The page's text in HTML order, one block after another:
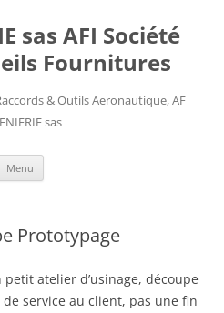
sas AFI Société
Fournitures
& Outils Aeronautique, AF
sas
Menu
Prototypage
petit atelier d’usinage, découpe
service au client, pas une fin